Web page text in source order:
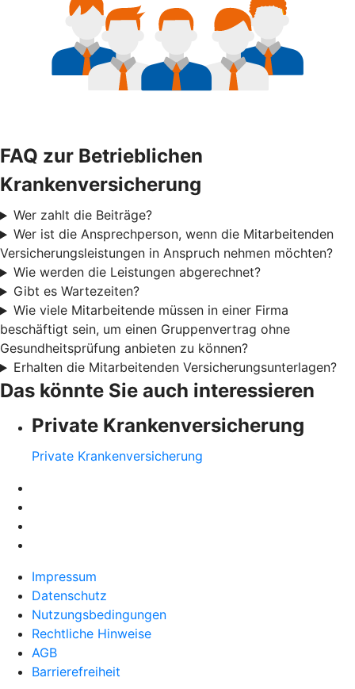
FAQ zur Betrieblichen
Krankenversicherung
Wer zahlt die Beiträge?
Wer ist die Ansprechperson, wenn die Mitarbeitenden
Versicherungsleistungen in Anspruch nehmen möchten?
Wie werden die Leistungen abgerechnet?
Gibt es Wartezeiten?
Wie viele Mitarbeitende müssen in einer Firma
beschäftigt sein, um einen Gruppenvertrag ohne
Gesundheitsprüfung anbieten zu können?
Erhalten die Mitarbeitenden Versicherungsunterlagen?
Das könnte Sie auch interessieren
Private Krankenversicherung
Private Krankenversicherung
Impressum
Datenschutz
Nutzungsbedingungen
Rechtliche Hinweise
AGB
Barrierefreiheit